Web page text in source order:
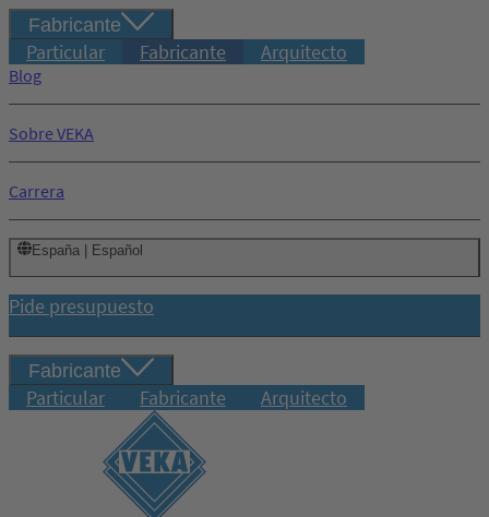
Fabricante
Particular Fabricante Arquitecto
Blog
Sobre VEKA
Carrera
España | Español
Pide presupuesto
Fabricante
Particular Fabricante Arquitecto